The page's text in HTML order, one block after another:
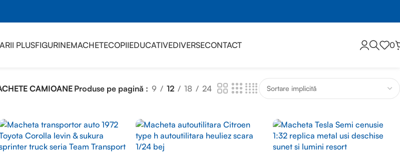
PLUSFIGURINEMACHETECOPIIEDUCATIVEDIVERSECONTACT 0
CAMIOANEProduse pe pagină 9 12 18 24